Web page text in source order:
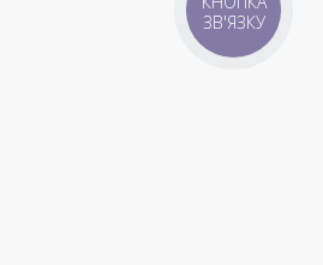
КНОПКА
ЗВ'ЯЗКУ